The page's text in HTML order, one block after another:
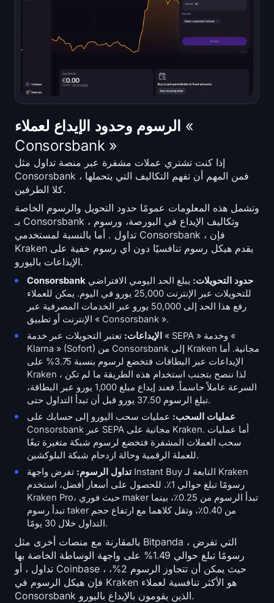
الرسوم وحدود الإيداع لعملاء «
Consorsbank »
إذا كنت تشتري عملات مشفرة عبر منصة تداول مثل
Consorsbank ، فمن المهم أن تفهم التكاليف التي يتحملها
كلا الطرفين.
وتشمل هذه المعلومات عمومًا حدود التحويل والرسوم الخاصة
بـ Consorsbank ، وتكاليف الإيداع في البورصة، ورسوم
تداول . أما بالنسبة لمستخدمي Consorsbank ، فإن
Kraken يقدم هيكل رسوم تنافسيًا دون أي رسوم خفية على
الإيداعات باليورو.
Consorsbank حدود التحويلات: يبلغ الحد اليومي الافتراضي
للتحويلات عبر الإنترنت 25,000 يورو في اليوم. يمكن للعملاء
رفع هذا الحد إلى 50,000 يورو عبر الخدمات المصرفية عبر
الإنترنت أو تطبيق « Consorsbank ».
الإيداعات: تعتبر التحويلات عبر خدمة « SEPA » وخدمة «
Klarna » (Sofort) من Consorsbank إلى Kraken مجانية. أما
الإيداعات عبر البطاقات فتخضع لرسوم بنسبة 3.75% على
Kraken ، لذا ننصح بتجنب استخدام هذه الطريقة ما لم تكن
السرعة عاملاً حاسماً. فعند إيداع مبلغ 1,000 يورو عبر البطاقة،
تبلغ الرسوم 37.50 يورو قبل أن تبدأ التداول حتى.
عمليات السحب: عمليات سحب اليورو إلى حسابك على
Consorsbank عبر SEPA مجانية على Kraken. أما عمليات
سحب العملات المشفرة فتخضع لرسوم شبكة متغيرة تبعًا
للعملة الرقمية وحالة ازدحام شبكة البلوكشين.
تداول الرسوم: تفرض واجهة Instant Buy التابعة لـ Kraken
رسومًا تبلغ حوالي 1٪. للحصول على أسعار أفضل، استخدم
Kraken Pro، حيث فوري maker تبدأ الرسوم من 0.25٪، بينما
تبدأ رسوم taker من 0.40٪، وتقل كلاهما مع ارتفاع حجم
التداول خلال 30 يومًا.
بالمقارنة مع منصات أخرى مثل Bitpanda ، التي تفرض
رسومًا تبلغ حوالي 1.49% على واجهة الوساطة الخاصة بها
تداول ، أو Coinbase ، حيث يمكن أن تتجاوز الرسوم 2%،
فإن هيكل الرسوم في Kraken هو الأكثر تنافسية لعملاء
Consorsbank الذين يقومون بالإيداع باليورو.